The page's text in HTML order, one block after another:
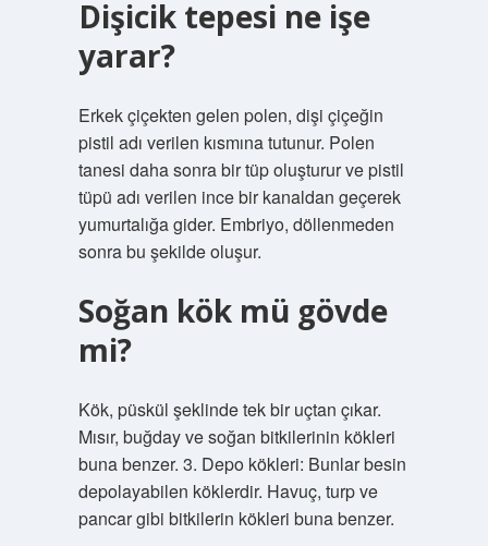
Dişicik tepesi ne işe
yarar?
Erkek çiçekten gelen polen, dişi çiçeğin
pistil adı verilen kısmına tutunur. Polen
tanesi daha sonra bir tüp oluşturur ve pistil
tüpü adı verilen ince bir kanaldan geçerek
yumurtalığa gider. Embriyo, döllenmeden
sonra bu şekilde oluşur.
Soğan kök mü gövde
mi?
Kök, püskül şeklinde tek bir uçtan çıkar.
Mısır, buğday ve soğan bitkilerinin kökleri
buna benzer. 3. Depo kökleri: Bunlar besin
depolayabilen köklerdir. Havuç, turp ve
pancar gibi bitkilerin kökleri buna benzer.